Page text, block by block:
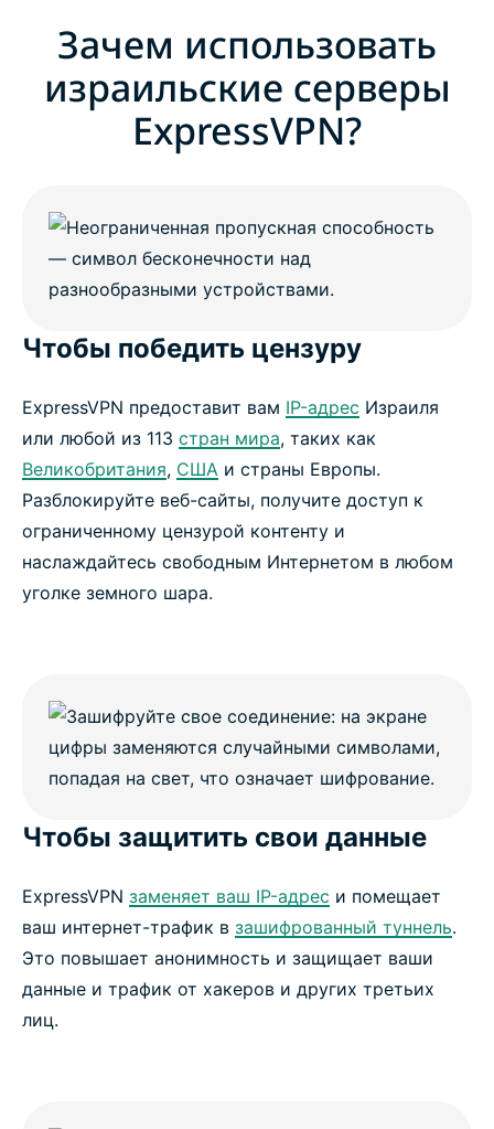
Зачем использовать
израильские серверы
ExpressVPN?
Чтобы победить цензуру
ExpressVPN предоставит вам IP-адрес Израиля
или любой из 113 стран мира, таких как
Великобритания, США и страны Европы.
Разблокируйте веб-сайты, получите доступ к
ограниченному цензурой контенту и
наслаждайтесь свободным Интернетом в любом
уголке земного шара.
Чтобы защитить свои данные
ExpressVPN заменяет ваш IP-адрес и помещает
ваш интернет-трафик в зашифрованный туннель.
Это повышает анонимность и защищает ваши
данные и трафик от хакеров и других третьих
лиц.